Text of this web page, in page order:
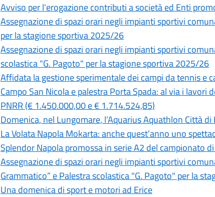
Avviso per l'erogazione contributi a società ed Enti
Assegnazione di spazi orari negli impianti sportivi
per la stagione sportiva 2025/26
Assegnazione di spazi orari negli impianti sportivi
scolastica "G. Pagoto" per la stagione sportiva 2025/26
Affidata la gestione sperimentale dei campi da tennis e
Campo San Nicola e palestra Porta Spada: al via i
PNRR (€ 1.450.000,00 e € 1.714.524,85)
Domenica, nel Lungomare, l’Aquarius Aquathlon Città di
La Volata Napola Mokarta: anche quest’anno uno
Splendor Napola promossa in serie A2 del campionato
Assegnazione di spazi orari negli impianti sportivi
Grammatico” e Palestra scolastica "G. Pagoto" per la
Una domenica di sport e motori ad Erice